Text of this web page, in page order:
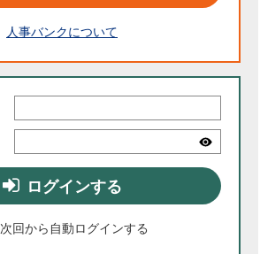
人事バンクについて
ログインする
次回から自動ログインする